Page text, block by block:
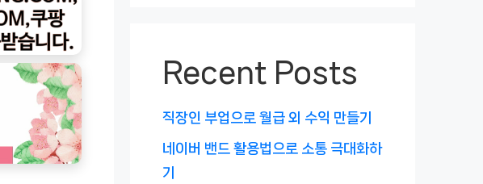
Recent Posts
직장인 부업으로 월급 외 수익 만들기
네이버 밴드 활용법으로 소통 극대화하
기